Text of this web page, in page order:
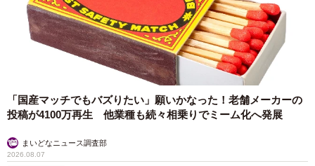
3/8
像提供：柴犬ハナさん @87shiba87）
「国産マッチでもバズりたい」願いかなった！老舗メーカーの
投稿が4100万再生 他業種も続々相乗りでミーム化へ発展
まいどなニュース調査部
2026.08.07